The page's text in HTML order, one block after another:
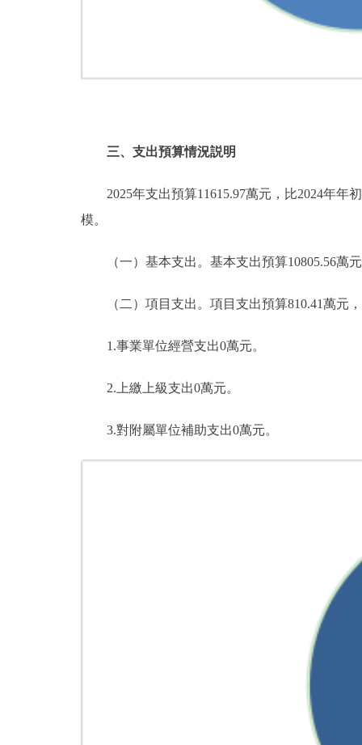
三、支出預算情況説明
2025年支出預算11615.97萬元，比2024年年初
模。
（一）基本支出。基本支出預算10805.56萬元
（二）項目支出。項目支出預算810.41萬元，
1.事業單位經營支出0萬元。
2.上繳上級支出0萬元。
3.對附屬單位補助支出0萬元。